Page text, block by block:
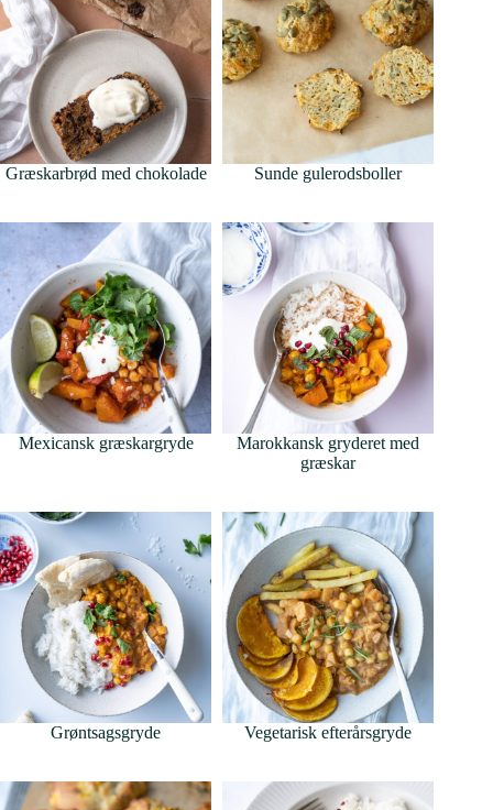
Græskarbrød med chokolade Sunde gulerodsboller
Mexicansk græskargryde
Marokkansk gryderet med
græskar
Grøntsagsgryde Vegetarisk efterårsgryde